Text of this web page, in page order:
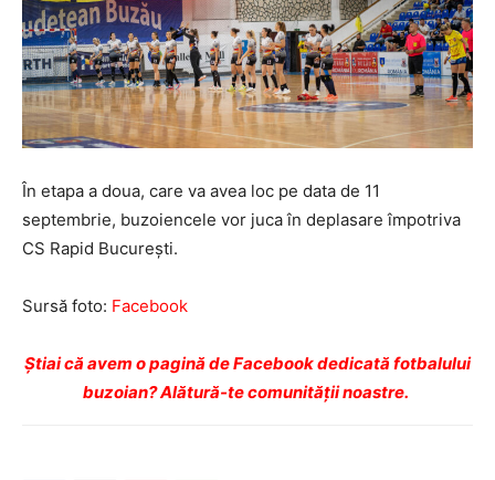
În etapa a doua, care va avea loc pe data de 11
septembrie, buzoiencele vor juca în deplasare împotriva
CS Rapid București.
Sursă foto: Facebook
Ştiai că avem o pagină de Facebook dedicată fotbalului
buzoian? Alătură-te comunității noastre.